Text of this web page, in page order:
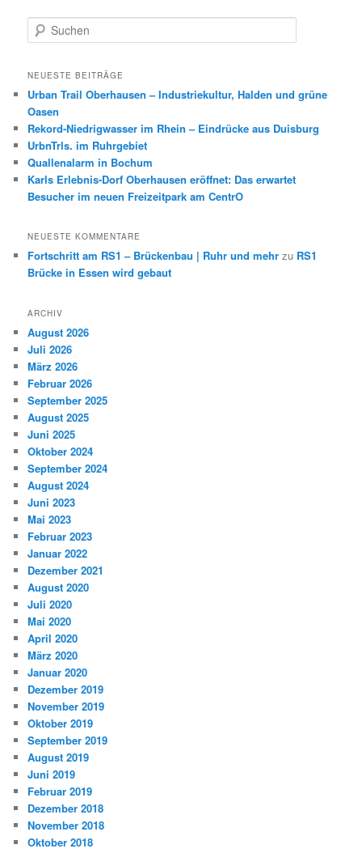
u
h
n
NEUESTE BEITRÄGE
Urban Trail Oberhausen – Industriekultur, Halden und grüne
Oasen
Rekord-Niedrigwasser im Rhein – Eindrücke aus Duisburg
UrbnTrls. im Ruhrgebiet
Quallenalarm in Bochum
Karls Erlebnis-Dorf Oberhausen eröffnet: Das erwartet
Besucher im neuen Freizeitpark am CentrO
NEUESTE KOMMENTARE
Fortschritt am RS1 – Brückenbau | Ruhr und mehr zu RS1
Brücke in Essen wird gebaut
ARCHIV
August 2026
Juli 2026
März 2026
Februar 2026
September 2025
August 2025
Juni 2025
Oktober 2024
September 2024
August 2024
Juni 2023
Mai 2023
Februar 2023
Januar 2022
Dezember 2021
August 2020
Juli 2020
Mai 2020
April 2020
März 2020
Januar 2020
Dezember 2019
November 2019
Oktober 2019
September 2019
August 2019
Juni 2019
Februar 2019
Dezember 2018
November 2018
Oktober 2018